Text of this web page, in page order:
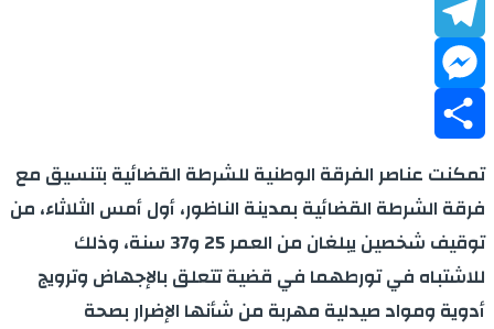
LinkedIn
Telegram
Messenger
Share
تمكنت عناصر الفرقة الوطنية للشرطة القضائية بتنسيق مع
فرقة الشرطة القضائية بمدينة الناظور، أول أمس الثلاثاء، من
توقيف شخصين يبلغان من العمر 25 و37 سنة، وذلك
للاشتباه في تورطهما في قضية تتعلق بالإجهاض وترويج
أدوية ومواد صيدلية مهربة من شأنها الإضرار بصحة